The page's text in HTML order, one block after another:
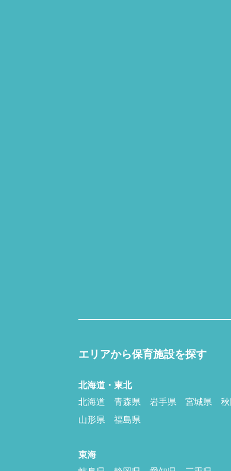
エリアから保育施設を探す
北海道・東北
北海道
青森県 岩手県 宮城県
山形県
福島県
東海